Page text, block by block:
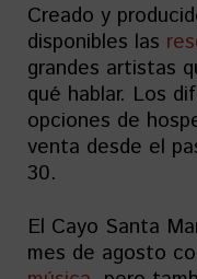
Creado y
disponibles las
grandes artistas
qué hablar. Los
opciones de
venta desde el
30.
El Cayo Santa
mes de agosto